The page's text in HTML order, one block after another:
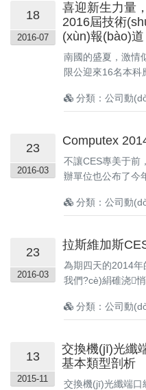
18
2016-07
喜迎新生力量
2016屆技術
(xùn)報(bào)道
南國的盛夏，激
限公迎來16名本科
分類：公司動
23
2016-03
Computex
不讓CES專美于前
辦單位也公布了今
分類：公司動
23
2016-03
拉斯維加斯
為期四天的2014年
我們?cè)絹碓浇悄
分類：公司動
13
2015-11
交換機(jī)光纖
基本類型剖析
交換機(jī)光纖端口